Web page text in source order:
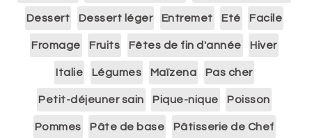
Dessert Dessert léger Entremet Eté Facile
Fromage Fruits Fêtes de fin d'année Hiver
Italie Légumes Maïzena Pas cher
Petit-déjeuner sain Pique-nique Poisson
Pommes Pâte de base Pâtisserie de Chef